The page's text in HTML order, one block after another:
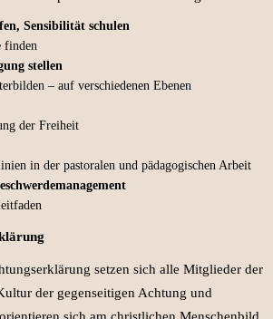
Sensibilität schulen
finden
stellen
– auf verschiedenen Ebenen
der Freiheit
in der pastoralen und pädagogischen Arbeit
setzen sich alle Mitglieder der
der gegenseitigen Achtung und